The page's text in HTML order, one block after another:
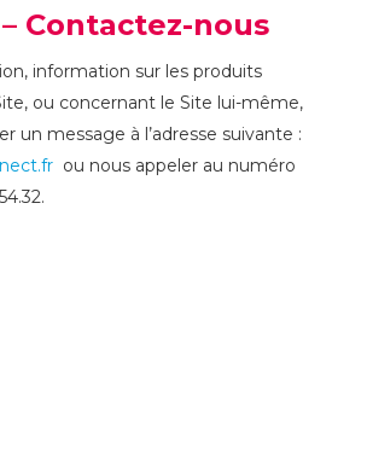
Contactez-nous
information sur les produits
ou concernant le Site lui-même,
un message à l’adresse suivante :
ou nous appeler au numéro